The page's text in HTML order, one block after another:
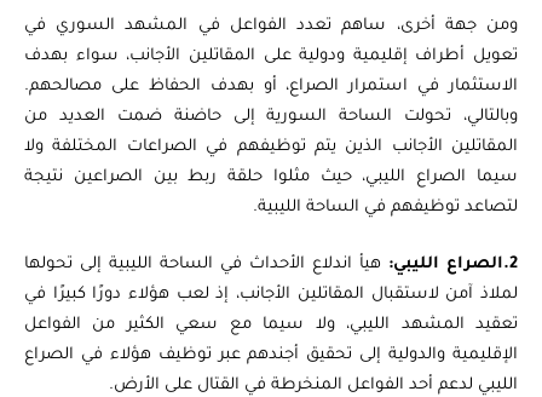
ومن جهة أخرى، ساهم تعدد الفواعل في المشهد السوري في
تعويل أطراف إقليمية ودولية على المقاتلين الأجانب، سواء بهدف
الاستثمار في استمرار الصراع، أو بهدف الحفاظ على مصالحهم.
وبالتالي، تحولت الساحة السورية إلى حاضنة ضمت العديد من
المقاتلين الأجانب الذين يتم توظيفهم في الصراعات المختلفة ولا
سيما الصراع الليبي، حيث مثلوا حلقة ربط بين الصراعين نتيجة
لتصاعد توظيفهم في الساحة الليبية.
هيأ اندلاع الأحداث في الساحة الليبية إلى تحولها
لملاذ آمن لاستقبال المقاتلين الأجانب، إذ لعب هؤلاء دورًا كبيرًا في
تعقيد المشهد الليبي، ولا سيما مع سعي الكثير من الفواعل
الإقليمية والدولية إلى تحقيق أجندهم عبر توظيف هؤلاء في الصراع
الليبي لدعم أحد الفواعل المنخرطة في القتال على الأرض.